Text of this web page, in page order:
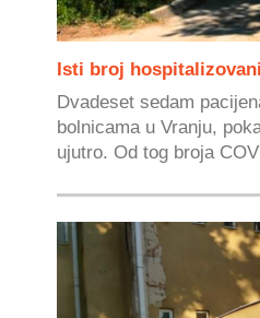
Isti broj
Dvadeset sedam
bolnicama u Vranju,
ujutro. Od tog broja